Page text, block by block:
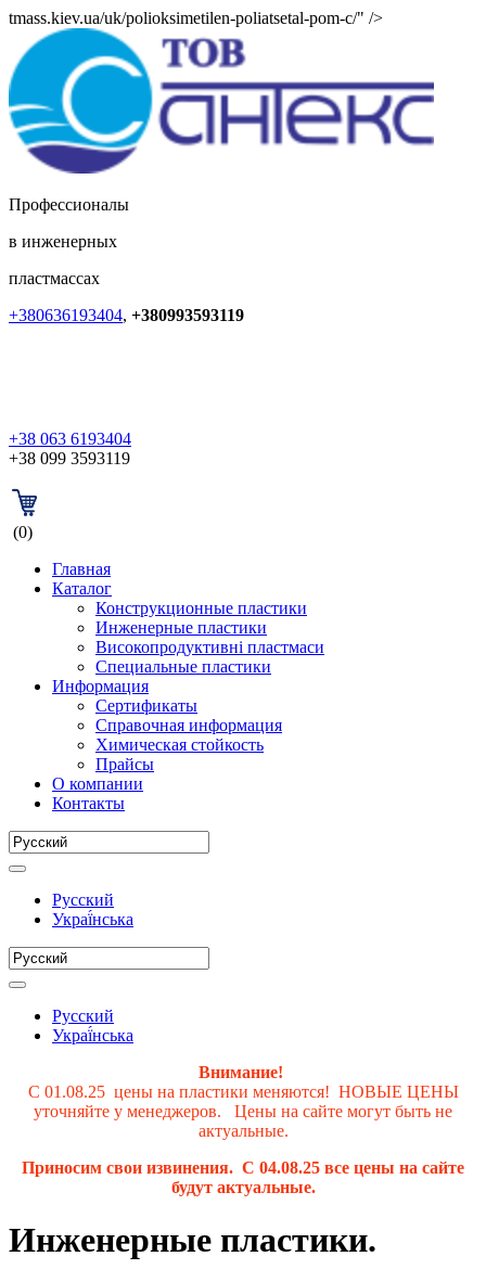
tmass.kiev.ua/uk/polioksimetilen-poliatsetal-pom-c/" />
Профессионалы
в инженерных
пластмассах
+380636193404, +380993593119
+38 063 6193404
+38 099 3593119
(0)
Главная
Каталог
Конструкционные пластики
Инженерные пластики
Високопродуктивні пластмаси
Специальные пластики
Информация
Сертификаты
Справочная информация
Химическая стойкость
Прайсы
О компании
Контакты
Русский
Украї́нська
Русский
Украї́нська
Внимание!
С 01.08.25 цены на пластики меняются! НОВЫЕ ЦЕНЫ
уточняйте у менеджеров. Цены на сайте могут быть не
актуальные.
Приносим свои извинения. С 04.08.25 все цены на сайте
будут актуальные.
Инженерные пластики.